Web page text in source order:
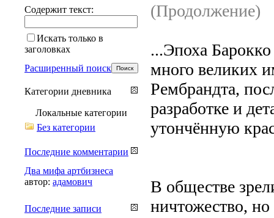
(Продолжение)
...Эпоха
много великих
Рембрандта,
разработке и
утончённую
В обществе
ничтожество,
Содержит текст:
Искать только в
заголовках
Расширенный поиск
Категории дневника
Локальные категории
Без категории
Последние комментарии
Два мифа артбизнеса
автор: адамович
Последние записи